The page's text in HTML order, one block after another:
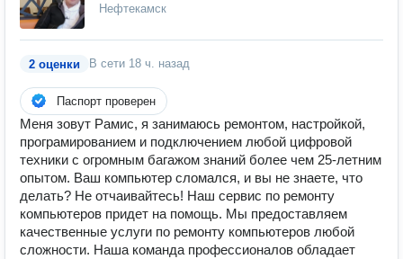
Нефтекамск
2 оценки В сети 18 ч. назад
Паспорт проверен
Меня зовут Рамис, я занимаюсь ремонтом, настройкой,
програмированием и подключением любой цифровой
техники с огромным багажом знаний более чем 25-летним
опытом. Ваш компьютер сломался, и вы не знаете, что
делать? Не отчаивайтесь! Наш сервис по ремонту
компьютеров придет на помощь. Мы предоставляем
качественные услуги по ремонту компьютеров любой
сложности. Наша команда профессионалов обладает